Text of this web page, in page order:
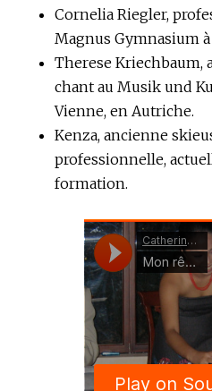
Cornelia Riegler,
Magnus Gymnasium
Therese Kriechbaum,
chant au Musik und
Vienne, en Autriche.
Kenza, ancienne
professionnelle,
formation.